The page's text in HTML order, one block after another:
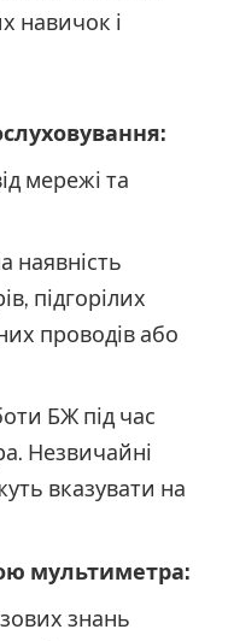
навичок і
мережі та
наявність
підгорілих
проводів або
БЖ під час
Незвичайні
вказувати на
мультиметра:
знань